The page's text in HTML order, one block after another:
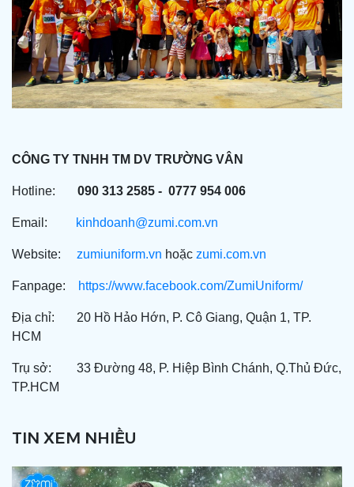
TIN XEM NHIỀU
CÔNG TY TNHH TM DV TRƯỜNG VÂN
Hotline: 090 313 2585 - 0777 954 006
Email: kinhdoanh@zumi.com.vn
Website: zumiuniform.vn hoặc zumi.com.vn
Fanpage: https://www.facebook.com/ZumiUniform/
Địa chỉ: 20 Hồ Hảo Hớn, P. Cô Giang, Quận 1, TP.
HCM
Trụ sở: 33 Đường 48, P. Hiệp Bình Chánh, Q.Thủ Đức,
TP.HCM